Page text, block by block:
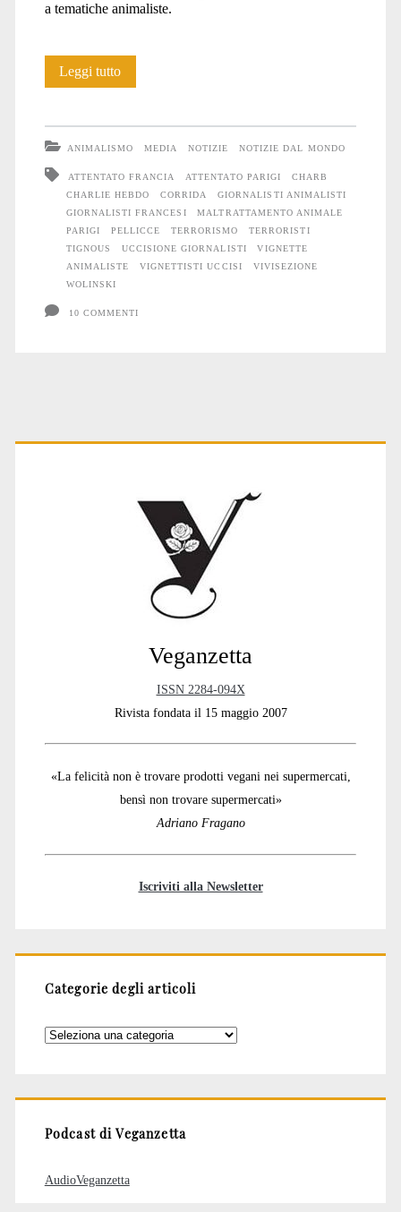
a tematiche animaliste.
Leggi tuttoCharlie
ANIMALISMO MEDIA NOTIZIE NOTIZIE DAL MONDO
ATTENTATO FRANCIA ATTENTATO PARIGI
CHARB
CHARLIE HEBDO
CORRIDA
GIORNALISTI ANIMALISTI
GIORNALISTI FRANCESI
MALTRATTAMENTO ANIMALE
PARIGI
PELLICCE TERRORISMO
TERRORISTI
TIGNOUS
UCCISIONE GIORNALISTI
VIGNETTE
ANIMALISTE
VIGNETTISTI UCCISI
VIVISEZIONE
WOLINSKI
10 COMMENTI
Primary
Veganzetta
ISSN 2284-094X
Rivista fondata il 15 maggio 2007
«La felicità non è trovare prodotti vegani nei supermercati,
bensì non trovare supermercati»
Adriano Fragano
Iscriviti alla Newsletter
Categorie degli articoli
Categorie
Podcast di Veganzetta
AudioVeganzetta